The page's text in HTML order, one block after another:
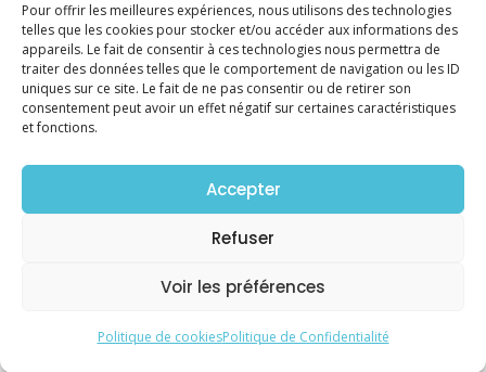
Pour offrir les meilleures expériences, nous utilisons des technologies
telles que les cookies pour stocker et/ou accéder aux informations des
appareils. Le fait de consentir à ces technologies nous permettra de
traiter des données telles que le comportement de navigation ou les ID
uniques sur ce site. Le fait de ne pas consentir ou de retirer son
consentement peut avoir un effet négatif sur certaines caractéristiques
et fonctions.
Accepter
Refuser
Voir les préférences
Politique de cookiesPolitique de Confidentialité
Services aux entreprises
Services de proximité
Réseaux Sociaux
LinkedIn
Mentions Légales Politique de Confidentialité